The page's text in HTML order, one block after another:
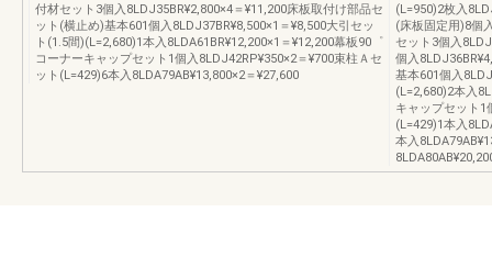
付材セット3個入8LDJ35BR¥2,800×4＝¥11,200床板取付け部品セ
ット(横止め)基本601個入8LDJ37BR¥8,500×1＝¥8,500大引セッ
ト(1.5間)(L=2,680)1本入8LDA61BR¥12,200×1＝¥12,200幕板90゜
コーナーキャップセット1個入8LDJ42RP¥350×2＝¥700束柱Ａセ
ット(L=429)6本入8LDA79AB¥13,800×2＝¥27,600
(L=950)2枚入
(床板固定用)8個
セット3個入
個入
基本601個入
(L=2,680)2本入
キャップセット1
(L=429)1本入
本入